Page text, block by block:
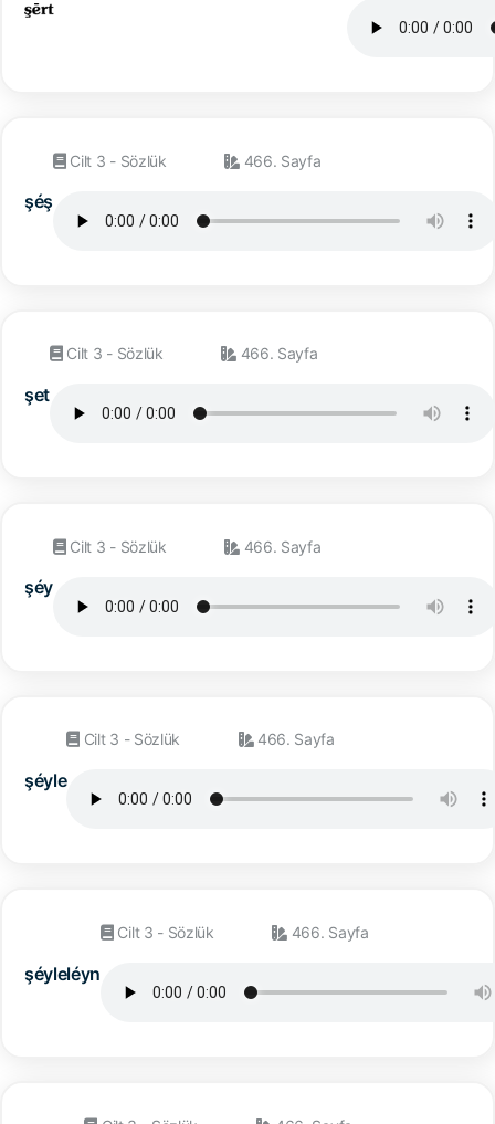
şéş
Cilt 3 - Sözlük 466. Sayfa
şet
Cilt 3 - Sözlük 466. Sayfa
şéy
Cilt 3 - Sözlük 466. Sayfa
şéyle
Cilt 3 - Sözlük 466. Sayfa
şéyleléyn
Cilt 3 - Sözlük 466. Sayfa